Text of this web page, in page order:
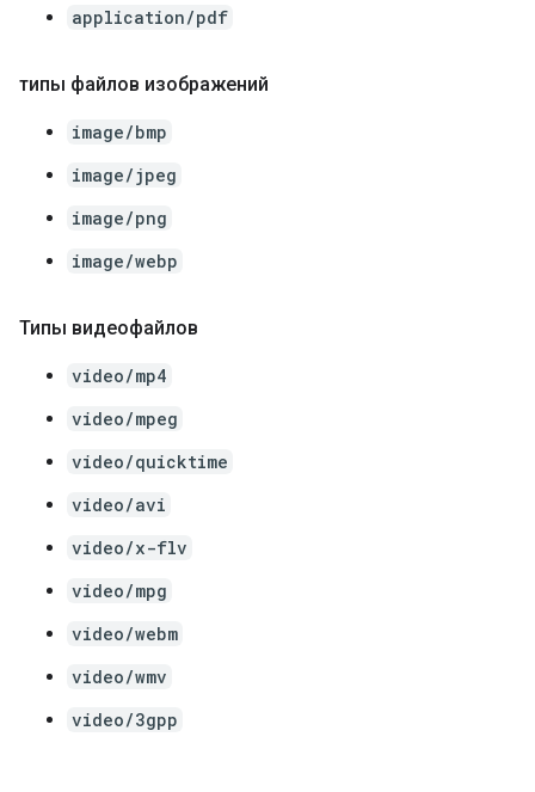
application/pdf
типы файлов изображений
image/bmp
image/jpeg
image/png
image/webp
Типы видеофайлов
video/mp4
video/mpeg
video/quicktime
video/avi
video/x-flv
video/mpg
video/webm
video/wmv
video/3gpp